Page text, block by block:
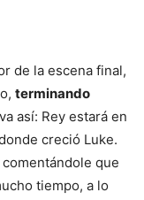
de la escena final,
terminando
así: Rey estará en
creció Luke.
que
tiempo, a lo